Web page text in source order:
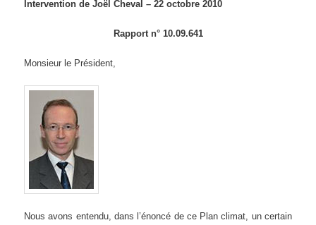
Intervention de Joël Cheval – 22 octobre 2010
Rapport n° 10.09.641
Monsieur le Président,
Nous avons entendu, dans l’énoncé de ce Plan climat, un certain